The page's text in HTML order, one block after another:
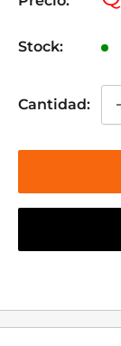
Stock:
Cantidad: